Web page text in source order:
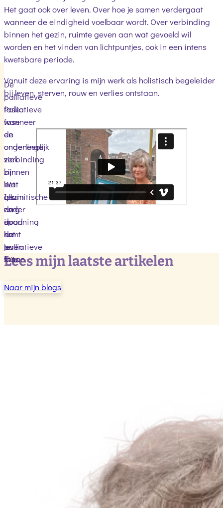
Het gaat ook over leven. Over hoe je samen verdergaat
wanneer de eindigheid voelbaar wordt. Over verbinding
binnen het gezin, ruimte geven aan wat gevoeld wil
worden en het vinden van lichtpuntjes, ook in een intens
kwetsbare periode.
Vanuit deze ervaring is mijn werk als holistisch begeleider
bij leven, sterven, rouw en verlies ontstaan.
Lees mijn laatste artikelen
Islamitische
zorg
in
de
palliatieve
fase
Palliatieve
fase
en
ongeneeslijk
ziek
zijn:
Wat
als
de
dood
het
leven
is?
De
palliatieve
fase:
wanneer
de
onderlinge
verbinding
binnen
het
gezin
onder
spanning
komt
te
staan
Naar mijn blogs